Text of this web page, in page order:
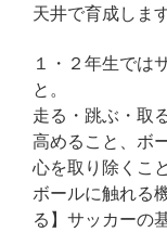
天井で育成します
１・２年生では
と。
走る・跳ぶ・取
高めること、ボ
心を取り除くこ
ボールに触れる
る】サッカーの